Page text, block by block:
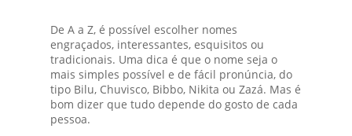
De A a Z, é possível escolher nomes
engraçados, interessantes, esquisitos ou
tradicionais. Uma dica é que o nome seja o
mais simples possível e de fácil pronúncia, do
tipo Bilu, Chuvisco, Bibbo, Nikita ou Zazá. Mas é
bom dizer que tudo depende do gosto de cada
pessoa.